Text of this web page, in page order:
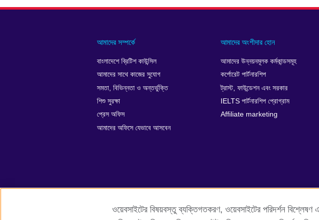
আমাদের সম্পর্কে
বাংলাদেশে ব্রিটিশ কাউন্সিল
আমাদের সাথে কাজের সুযোগ
সমতা, বিভিন্নতা ও অন্তর্ভুক্তি
শিশু সুরক্ষা
প্রেস অফিস
আমাদের অফিসে যেভাবে আসবেন
আমাদের অংশীদার হোন
আমাদের উন্নয়নমূলক কর্মকান্ডসমূহ
কর্পোরেট পার্টনারশিপ
ট্রাস্ট, ফাউন্ডেশন এবং সরকার
IELTS পার্টনারশিপ প্রোগ্রাম
Affiliate marketing
ওয়েবসাইটের বিষয়বস্তু ব্যক্তিগতকরণ, ওয়েবসাইটের পরিদর্শন বিশ্লেষণ